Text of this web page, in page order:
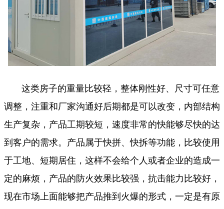
这类房子的重量比较轻，整体刚性好、尺寸可任意
调整，注重和厂家沟通好后期都是可以改变，内部结构
生产复杂，产品工期较短，速度非常的快能够尽快的达
到客户的需求。产品属于快拼、快拆等功能，比较使用
于工地、短期居住，这样不会给个人或者企业的造成一
定的麻烦，产品的防火效果比较强，抗击能力比较好，
现在市场上面能够把产品推到火爆的形式，一定是有原